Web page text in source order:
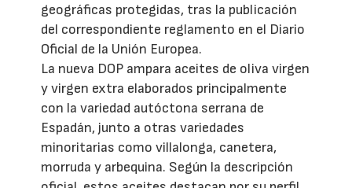
geográficas protegidas, tras la publicación
del correspondiente reglamento en el Diario
Oficial de la Unión Europea.
La nueva DOP ampara aceites de oliva virgen
y virgen extra elaborados principalmente
con la variedad autóctona serrana de
Espadán, junto a otras variedades
minoritarias como villalonga, canetera,
morruda y arbequina. Según la descripción